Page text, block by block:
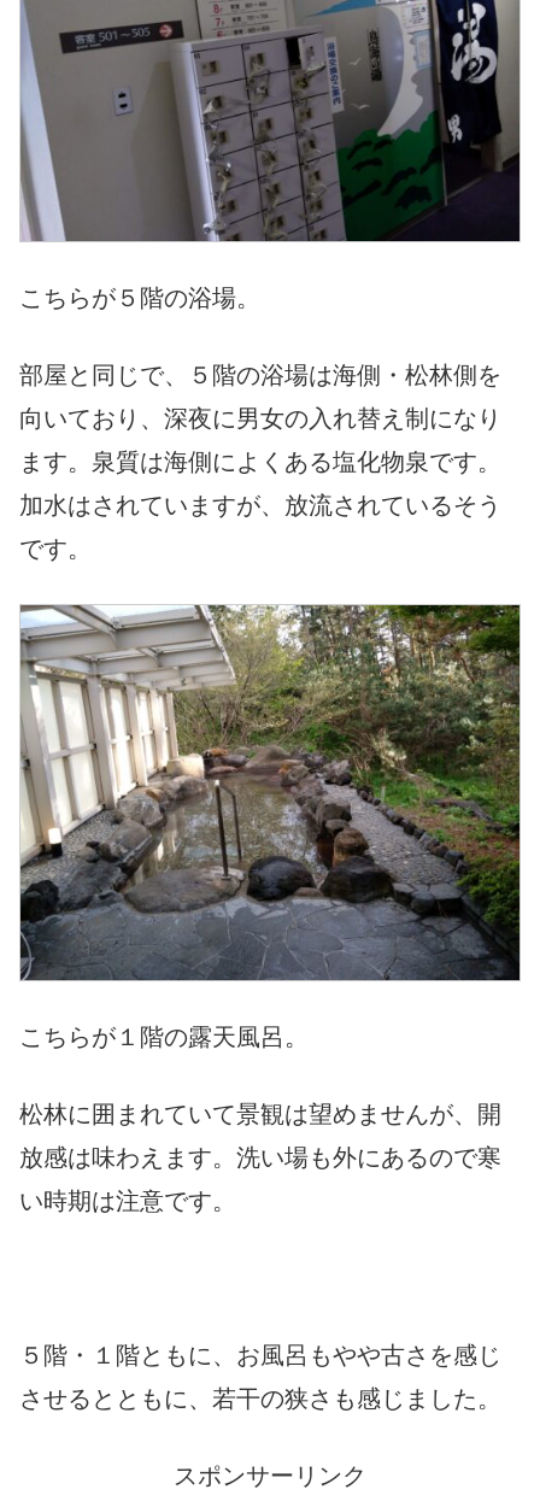
こちらが５階の浴場。
部屋と同じで、５階の浴場は海側・松林側を
向いており、深夜に男女の入れ替え制になり
ます。泉質は海側によくある塩化物泉です。
加水はされていますが、放流されているそう
です。
こちらが１階の露天風呂。
松林に囲まれていて景観は望めませんが、開
放感は味わえます。洗い場も外にあるので寒
い時期は注意です。
５階・１階ともに、お風呂もやや古さを感じ
させるとともに、若干の狭さも感じました。
スポンサーリンク